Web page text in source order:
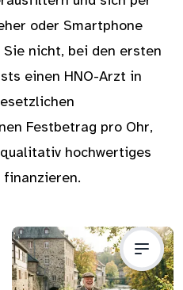
oder Smartphone
nicht, bei den ersten
einen HNO-Arzt in
Festbetrag pro Ohr,
hochwertiges